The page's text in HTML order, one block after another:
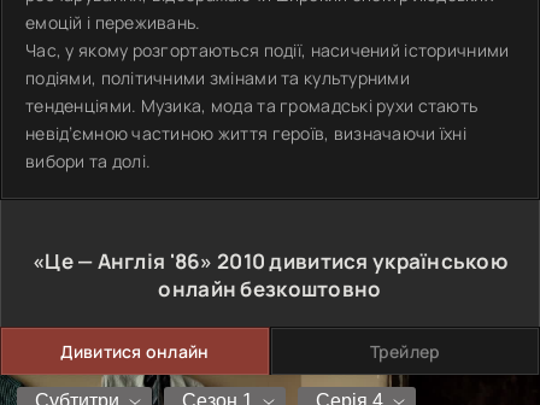
емоцій і переживань.
Час, у якому розгортаються події, насичений історичними
подіями, політичними змінами та культурними
тенденціями. Музика, мода та громадські рухи стають
невід’ємною частиною життя героїв, визначаючи їхні
вибори та долі.
«Це — Англія '86»2010дивитися українською
онлайн безкоштовно
Дивитися онлайн Трейлер